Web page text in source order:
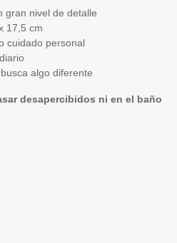
gran nivel de detalle
17,5 cm
cuidado personal
algo diferente
desapercibidos ni en el baño